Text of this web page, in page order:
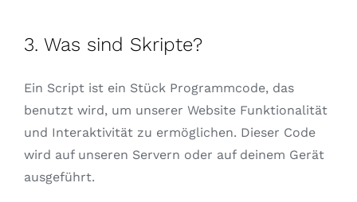
3. Was sind Skripte?
Ein Script ist ein Stück Programmcode, das
benutzt wird, um unserer Website Funktionalität
und Interaktivität zu ermöglichen. Dieser Code
wird auf unseren Servern oder auf deinem Gerät
ausgeführt.